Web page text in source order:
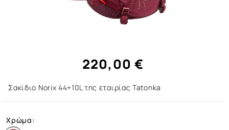
220,00 €
Σακίδιο Norix 44+10L της εταιρίας Tatonka
Χρώμα: